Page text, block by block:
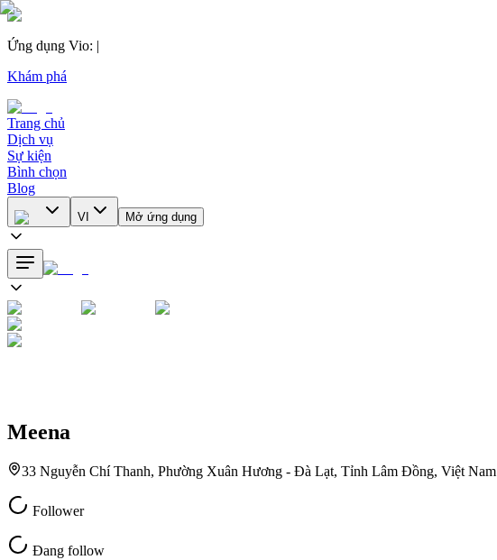
Ứng dụng Vio: |
Khám phá
Trang chủ
Dịch vụ
Sự kiện
Bình chọn
Blog
VI Mở ứng dụng
Meena
33 Nguyễn Chí Thanh, Phường Xuân Hương - Đà Lạt, Tỉnh Lâm Đồng, Việt Nam
Follower
Đang follow